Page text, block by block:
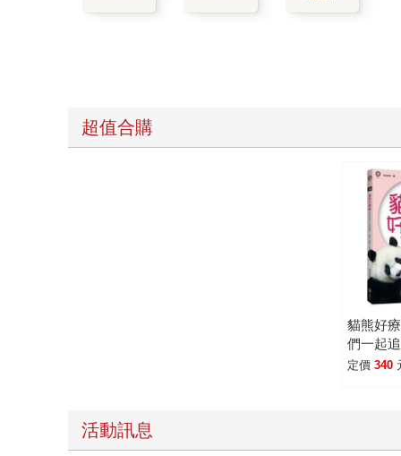
超值合購
貓熊好
們一起
號「圓
定價 340
活動訊息